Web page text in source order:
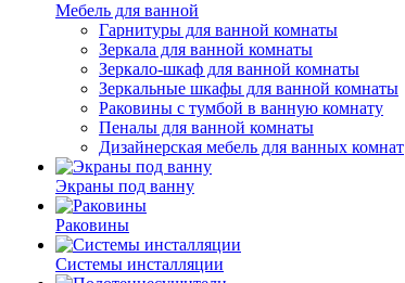
Мебель для ванной
Гарнитуры для ванной комнаты
Зеркала для ванной комнаты
Зеркало-шкаф для ванной комнаты
Зеркальные шкафы для ванной комнаты
Раковины с тумбой в ванную комнату
Пеналы для ванной комнаты
Дизайнерская мебель для ванных комнат
Экраны под ванну
Раковины
Системы инсталляции